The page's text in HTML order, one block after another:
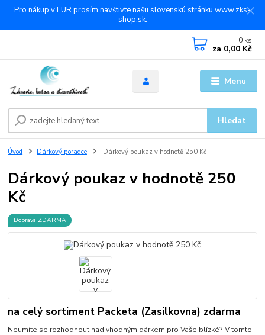
Pro nákup v EUR prosím navštivte našu slovenskú stránku www.zks-
shop.sk.
Menu
Hledat
0 ks
za 0,00 Kč
Úvod Dárkový poradce Dárkový poukaz v hodnotě 250 Kč
Dárkový poukaz v hodnotě 250
Kč
Doprava ZDARMA
na celý sortiment Packeta (Zasilkovna) zdarma
Neumíte se rozhodnout nad vhodným dárkem pro Vaše blízké? V tomto